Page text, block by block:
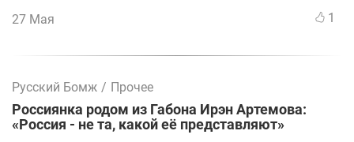
27 Мая 1
Русский Бомж / Прочее
Россиянка родом из Габона Ирэн Артемова:
«Россия - не та, какой её представляют»